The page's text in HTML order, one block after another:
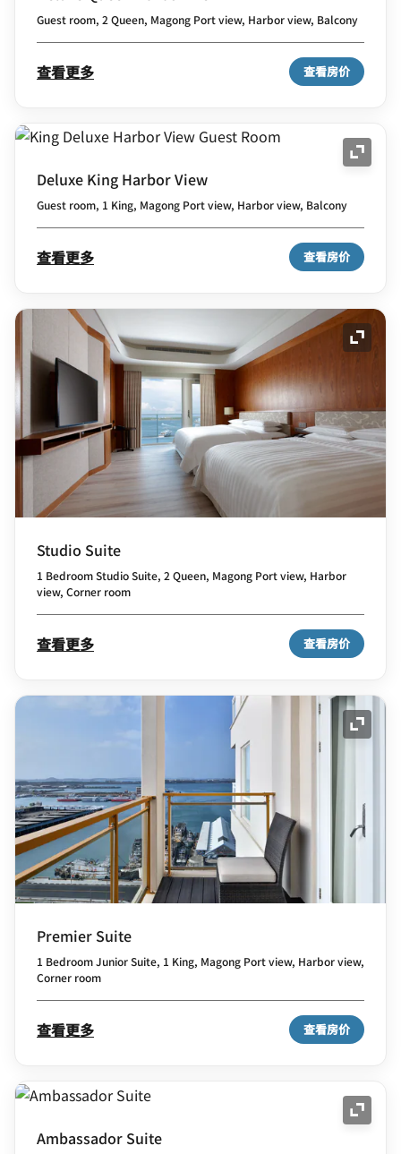
Guest room, 2 Queen, Magong Port view, Harbor view, Balcony
查看更多 查看房价
展开
Deluxe King Harbor View
Guest room, 1 King, Magong Port view, Harbor view, Balcony
查看更多 查看房价
展开
Studio Suite
1 Bedroom Studio Suite, 2 Queen, Magong Port view, Harbor
view, Corner room
查看更多 查看房价
展开
Premier Suite
1 Bedroom Junior Suite, 1 King, Magong Port view, Harbor view,
Corner room
查看更多 查看房价
展开
Ambassador Suite